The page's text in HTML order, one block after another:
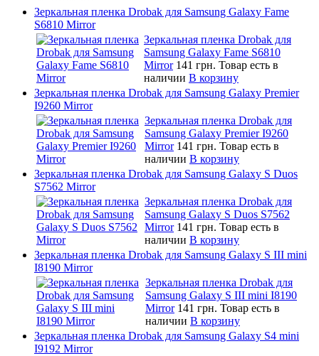
Зеркальная пленка Drobak для Samsung Galaxy Fame
S6810 Mirror
Зеркальная пленка Drobak для
Samsung Galaxy Fame S6810
Mirror 141 грн. Товар есть в
наличии В корзину
Зеркальная пленка Drobak для Samsung Galaxy Premier
I9260 Mirror
Зеркальная пленка Drobak для
Samsung Galaxy Premier I9260
Mirror 141 грн. Товар есть в
наличии В корзину
Зеркальная пленка Drobak для Samsung Galaxy S Duos
S7562 Mirror
Зеркальная пленка Drobak для
Samsung Galaxy S Duos S7562
Mirror 141 грн. Товар есть в
наличии В корзину
Зеркальная пленка Drobak для Samsung Galaxy S III mini
I8190 Mirror
Зеркальная пленка Drobak для
Samsung Galaxy S III mini I8190
Mirror 141 грн. Товар есть в
наличии В корзину
Зеркальная пленка Drobak для Samsung Galaxy S4 mini
I9192 Mirror